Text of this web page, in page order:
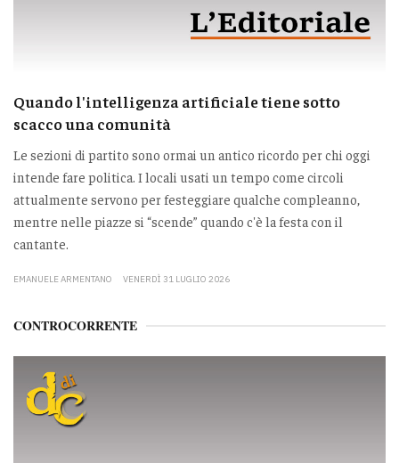
Quando l'intelligenza artificiale tiene sotto
scacco una comunità
Le sezioni di partito sono ormai un antico ricordo per chi oggi
intende fare politica. I locali usati un tempo come circoli
attualmente servono per festeggiare qualche compleanno,
mentre nelle piazze si “scende” quando c'è la festa con il
cantante.
EMANUELE ARMENTANO VENERDÌ 31 LUGLIO 2026
CONTROCORRENTE